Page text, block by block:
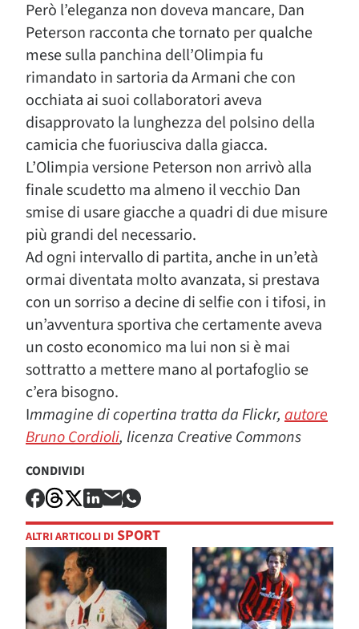
Però l’eleganza non doveva mancare, Dan
Peterson racconta che tornato per qualche
mese sulla panchina dell’Olimpia fu
rimandato in sartoria da Armani che con
occhiata ai suoi collaboratori aveva
disapprovato la lunghezza del polsino della
camicia che fuoriusciva dalla giacca.
L’Olimpia versione Peterson non arrivò alla
finale scudetto ma almeno il vecchio Dan
smise di usare giacche a quadri di due misure
più grandi del necessario.
Ad ogni intervallo di partita, anche in un’età
ormai diventata molto avanzata, si prestava
con un sorriso a decine di selfie con i tifosi, in
un’avventura sportiva che certamente aveva
un costo economico ma lui non si è mai
sottratto a mettere mano al portafoglio se
c’era bisogno.
Immagine di copertina tratta da Flickr, autore
Bruno Cordioli, licenza Creative Commons
CONDIVIDI
ALTRI ARTICOLI DI SPORT